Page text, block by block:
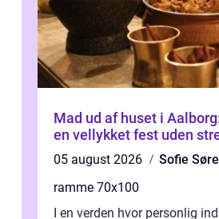
Mad ud af huset i
en vellykket fest uden
05 august 2026
Sofie
ramme 70x100
I en verden hvor personlig